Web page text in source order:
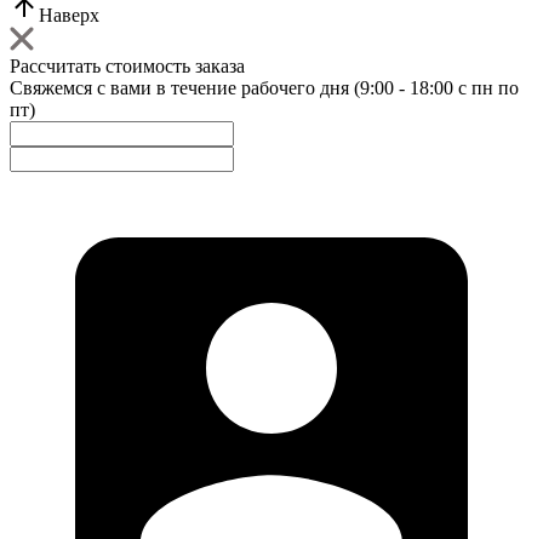
Наверх
Рассчитать стоимость заказа
Свяжемся с вами в течение рабочего дня (9:00 - 18:00 с пн по
пт)